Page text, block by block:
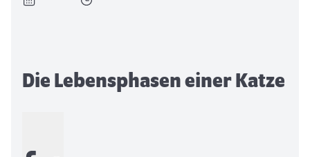
Die Lebensphasen einer Katze